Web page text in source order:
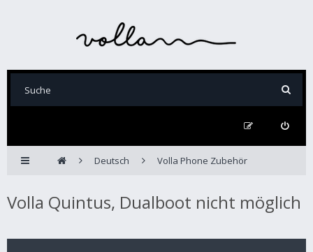
Deutsch Volla Phone Zubehör
Volla Quintus, Dualboot nicht möglich